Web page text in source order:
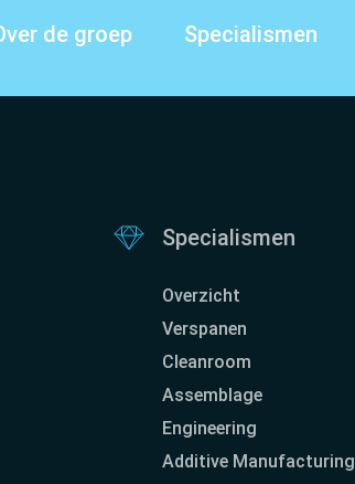
de groep Specialismen
Specialismen
Overzicht
Verspanen
Cleanroom
Assemblage
Engineering
Additive Manufacturing